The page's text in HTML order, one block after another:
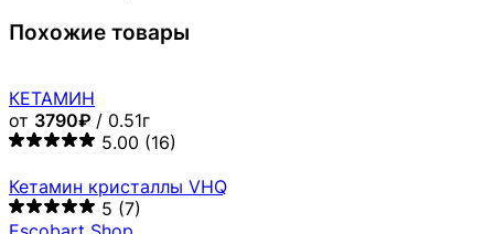
Похожие товары
КЕТАМИН
от 3790₽ / 0.51г
5.00 (16)
Кетамин кристаллы VHQ
5 (7)